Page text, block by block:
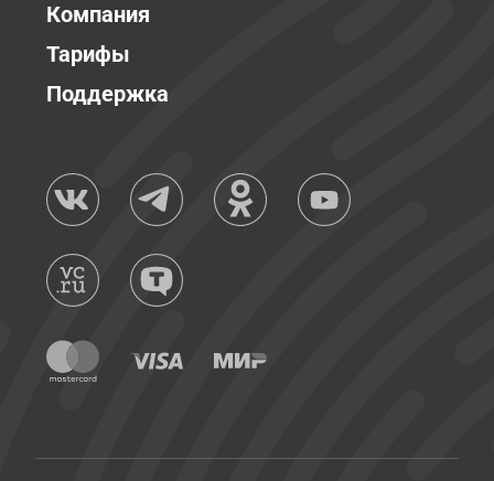
Компания
Тарифы
Поддержка